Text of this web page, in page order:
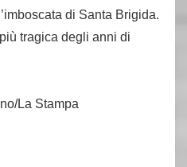
di Santa Brigida.
tragica degli anni di
La Stampa